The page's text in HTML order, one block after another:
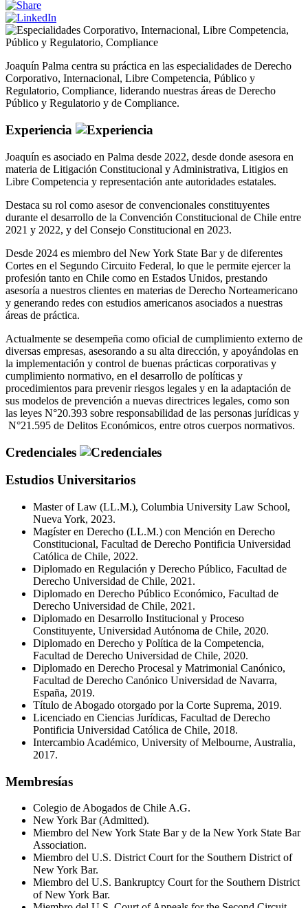
Corporativo, Internacional, Libre Competencia,
Público y Regulatorio, Compliance
Joaquín Palma centra su práctica en las especialidades de Derecho
Corporativo, Internacional, Libre Competencia, Público y
Regulatorio, Compliance, liderando nuestras áreas de Derecho
Público y Regulatorio y de Compliance.
Experiencia
Joaquín es asociado en Palma desde 2022, desde donde asesora en
materia de Litigación Constitucional y Administrativa, Litigios en
Libre Competencia y representación ante autoridades estatales.
Destaca su rol como asesor de convencionales constituyentes
durante el desarrollo de la Convención Constitucional de Chile entre
2021 y 2022, y del Consejo Constitucional en 2023.
Desde 2024 es miembro del New York State Bar y de diferentes
Cortes en el Segundo Circuito Federal, lo que le permite ejercer la
profesión tanto en Chile como en Estados Unidos, prestando
asesoría a nuestros clientes en materias de Derecho Norteamericano
y generando redes con estudios americanos asociados a nuestras
áreas de práctica.
Actualmente se desempeña como oficial de cumplimiento externo de
diversas empresas, asesorando a su alta dirección, y apoyándolas en
la implementación y control de buenas prácticas corporativas y
cumplimiento normativo, en el desarrollo de políticas y
procedimientos para prevenir riesgos legales y en la adaptación de
sus modelos de prevención a nuevas directrices legales, como son
las leyes N°20.393 sobre responsabilidad de las personas jurídicas y
N°21.595 de Delitos Económicos, entre otros cuerpos normativos.
Credenciales
Estudios Universitarios
Master of Law (LL.M.), Columbia University Law School,
Nueva York, 2023.
Magíster en Derecho (LL.M.) con Mención en Derecho
Constitucional, Facultad de Derecho Pontificia Universidad
Católica de Chile, 2022.
Diplomado en Regulación y Derecho Público, Facultad de
Derecho Universidad de Chile, 2021.
Diplomado en Derecho Público Económico, Facultad de
Derecho Universidad de Chile, 2021.
Diplomado en Desarrollo Institucional y Proceso
Constituyente, Universidad Autónoma de Chile, 2020.
Diplomado en Derecho y Política de la Competencia,
Facultad de Derecho Universidad de Chile, 2020.
Diplomado en Derecho Procesal y Matrimonial Canónico,
Facultad de Derecho Canónico Universidad de Navarra,
España, 2019.
Título de Abogado otorgado por la Corte Suprema, 2019.
Licenciado en Ciencias Jurídicas, Facultad de Derecho
Pontificia Universidad Católica de Chile, 2018.
Intercambio Académico, University of Melbourne, Australia,
2017.
Membresías
Colegio de Abogados de Chile A.G.
New York Bar (Admitted).
Miembro del New York State Bar y de la New York State Bar
Association.
Miembro del U.S. District Court for the Southern District of
New York Bar.
Miembro del U.S. Bankruptcy Court for the Southern District
of New York Bar.